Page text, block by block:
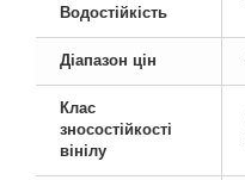
Водостійкість
Діапазон цін
Клас
зносостійкості
вінілу